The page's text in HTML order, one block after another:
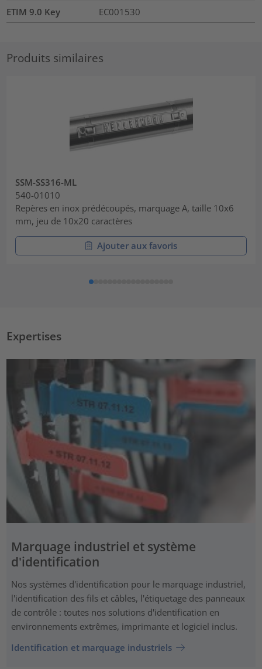
ETIM 9.0 Key
EC001530
Produits similaires
SSM-SS316-ML
540-01010
Repères en inox prédécoupés, marquage A, taille 10x6
mm, jeu de 10x20 caractères
Ajouter aux favoris
Expertises
Marquage industriel et système
d'identification
Nos systèmes d'identification pour le marquage industriel,
l'identification des fils et câbles, l'étiquetage des panneaux
de contrôle : toutes nos solutions d'identification en
environnements extrêmes, imprimante et logiciel inclus.
Identification et marquage industriels